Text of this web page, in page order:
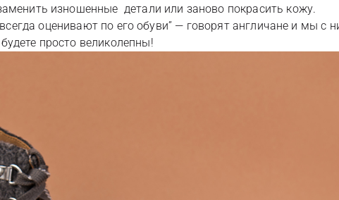
изношенные детали или заново покрасить кожу.
оценивают по его обуви” — говорят англичане и мы с
просто великолепны!